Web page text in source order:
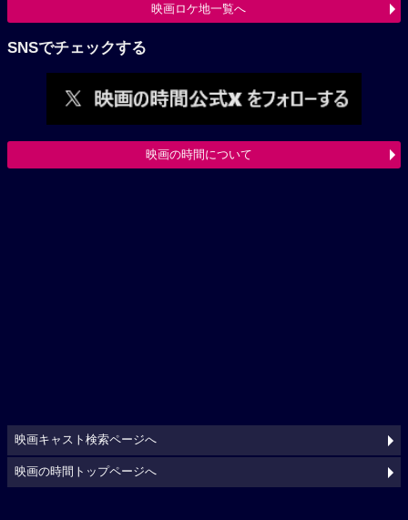
映画ロケ地一覧へ
SNSでチェックする
映画の時間について
映画キャスト検索ページへ
映画の時間トップページへ